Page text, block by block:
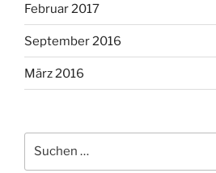
Februar 2017
September 2016
März 2016
nach: